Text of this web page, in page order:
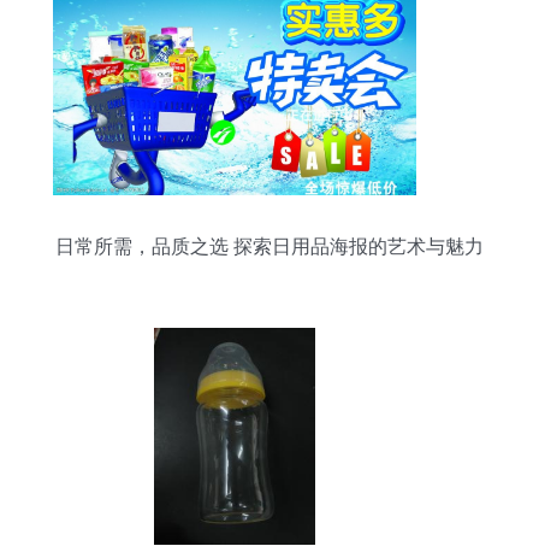
日常所需，品质之选 探索日用品海报的艺术与魅力